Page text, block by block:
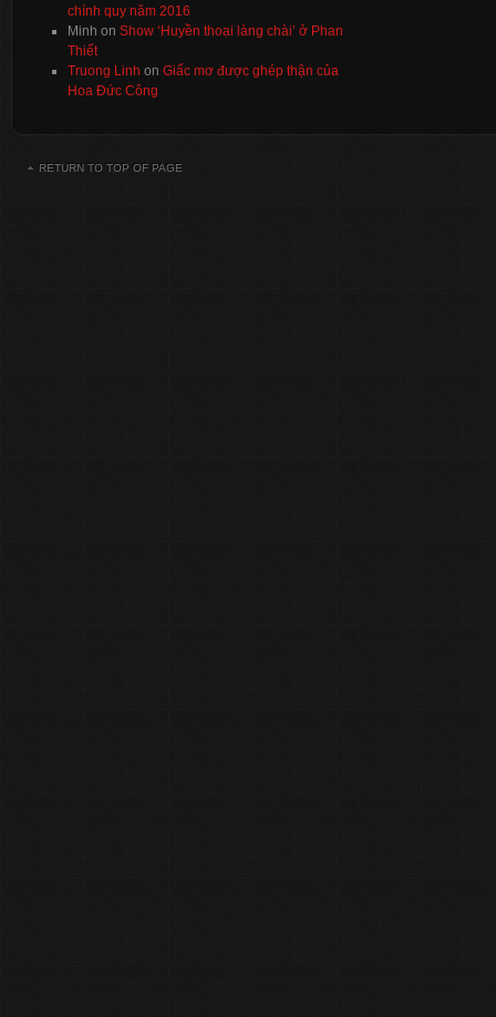
chính quy năm 2016
Minh on Show ‘Huyền thoại làng chài’ ở Phan
Thiết
Truong Linh on Giấc mơ được ghép thận của
Hoa Đức Công
RETURN TO TOP OF PAGE